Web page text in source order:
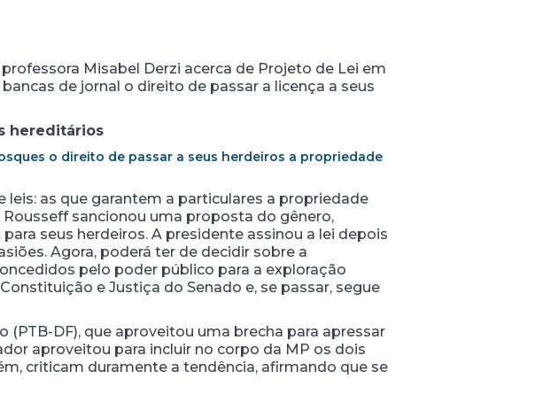
Misabel Derzi acerca de Projeto de Lei em
de jornal o direito de passar a licença a seus
hereditários
o direito de passar a seus herdeiros a propriedade
as que garantem a particulares a propriedade
sancionou uma proposta do gênero,
seus herdeiros. A presidente assinou a lei depois
Agora, poderá ter de decidir sobre a
pelo poder público para a exploração
e Justiça do Senado e, se passar, segue
DF), que aproveitou uma brecha para apressar
aproveitou para incluir no corpo da MP os dois
criticam duramente a tendência, afirmando que se